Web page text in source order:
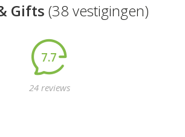
Gifts (38 vestigingen)
7.7
24 reviews